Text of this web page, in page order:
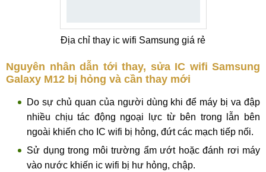
Địa chỉ thay ic wifi Samsung giá rẻ
Nguyên nhân dẫn tới thay, sửa IC wifi Samsung
Galaxy M12 bị hỏng và cần thay mới
Do sự chủ quan của người dùng khi để máy bị va đập
nhiều chịu tác động ngoại lực từ bên trong lẫn bên
ngoài khiến cho IC wifi bị hỏng, đứt các mạch tiếp nối.
Sử dụng trong môi trường ẩm ướt hoặc đánh rơi máy
vào nước khiến ic wifi bị hư hỏng, chập.